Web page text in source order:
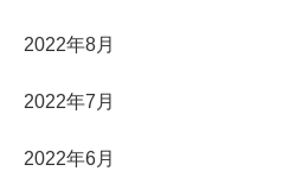
2022年8月
2022年7月
2022年6月